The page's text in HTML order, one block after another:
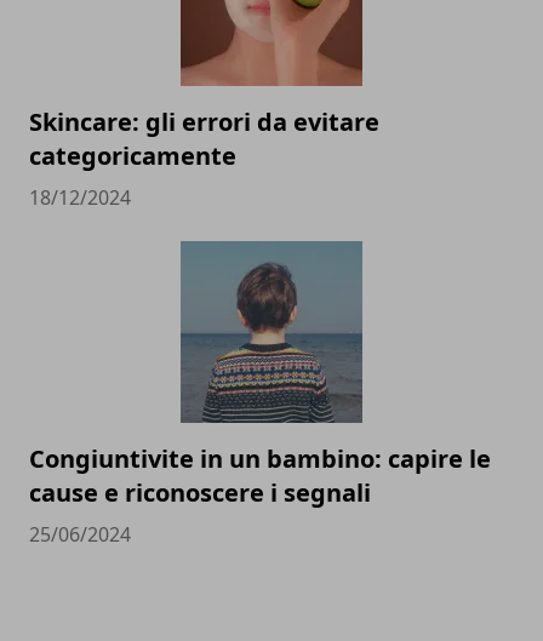
Skincare: gli errori da evitare
categoricamente
18/12/2024
Congiuntivite in un bambino: capire le
cause e riconoscere i segnali
25/06/2024